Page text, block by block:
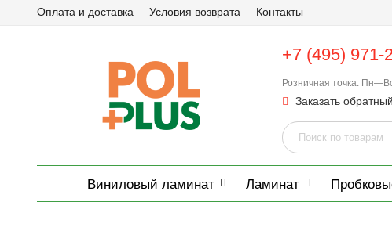
Оплата и доставка Условия возврата Контакты
+7 (495) 971-
Розничная точка:
Заказать
Виниловый ламинат Ламинат